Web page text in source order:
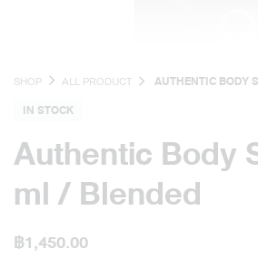
SHOP ALL PRODUCT
AUTHENTIC BODY
IN STOCK
Authentic Body
ml / Blended
฿1,450.00